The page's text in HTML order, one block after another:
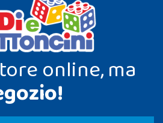
online, ma